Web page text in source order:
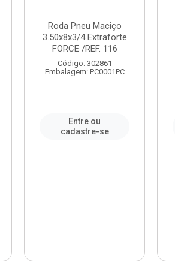
Roda Pneu Maciço
3.50x8x3/4 Extraforte
FORCE /REF. 116
Código: 302861
Embalagem: PC0001PC
Entre ou
cadastre-se